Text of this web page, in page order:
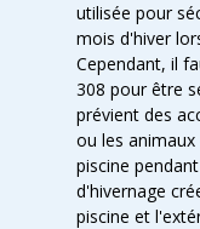
utilisée pour
mois d'hiver
Cependant, il
308 pour être
prévient des
ou les
piscine
d'hivernage
piscine et